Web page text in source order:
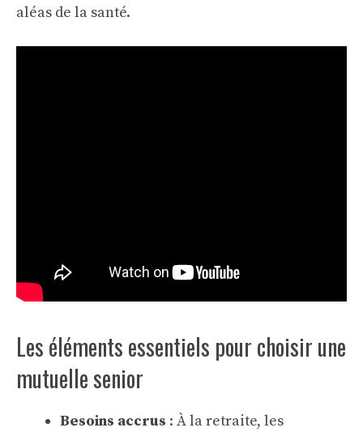
aléas de la santé.
Les éléments essentiels pour choisir une
mutuelle senior
Besoins accrus : À la retraite, les